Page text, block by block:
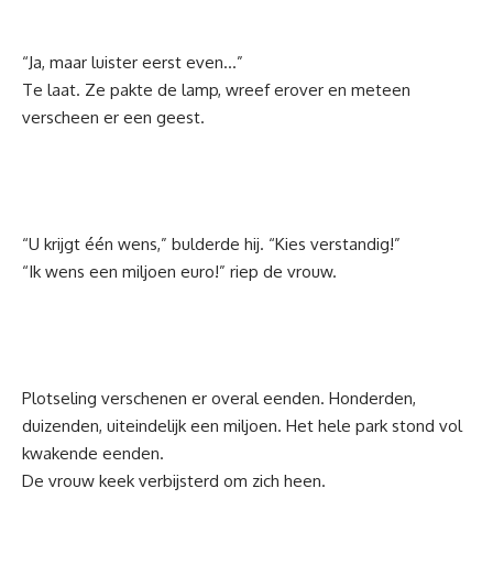
“Ja, maar luister eerst even…”
Te laat. Ze pakte de lamp, wreef erover en meteen
verscheen er een geest.
“U krijgt één wens,” bulderde hij. “Kies verstandig!”
“Ik wens een miljoen euro!” riep de vrouw.
Plotseling verschenen er overal eenden. Honderden,
duizenden, uiteindelijk een miljoen. Het hele park stond vol
kwakende eenden.
De vrouw keek verbijsterd om zich heen.